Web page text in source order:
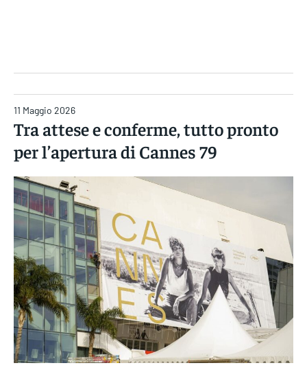
11 Maggio 2026
Tra attese e conferme, tutto pronto
per l’apertura di Cannes 79